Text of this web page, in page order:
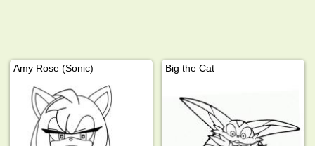
Amy Rose (Sonic) Big the Cat